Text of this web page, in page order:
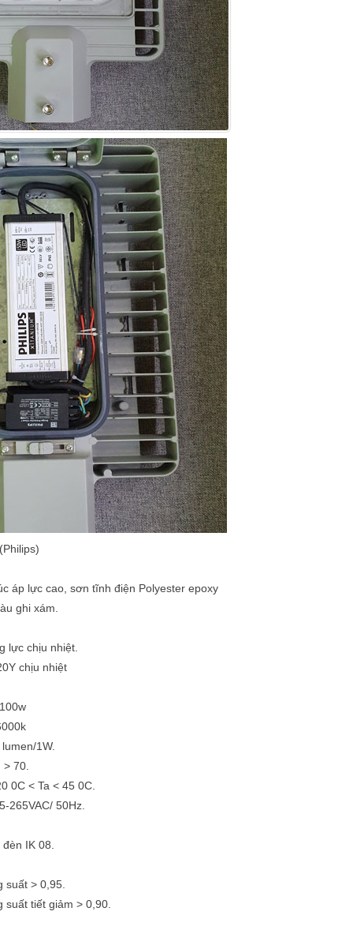
áp lực cao, sơn tĩnh điện Polyester epoxy
ghi xám.
lực chịu nhiệt.
chịu nhiệt
1W.
70.
0C < Ta < 45 0C.
265VAC/ 50Hz.
IK 08.
suất > 0,95.
suất tiết giảm > 0,90.